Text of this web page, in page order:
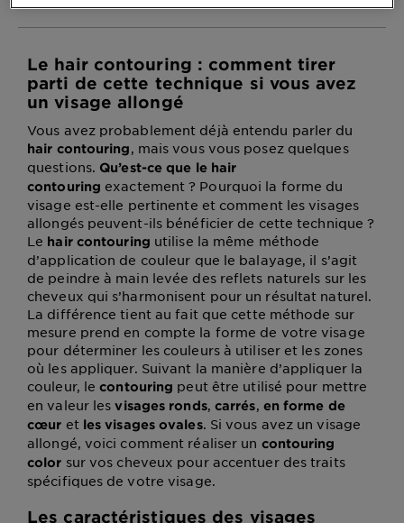
magazine
Le hair contouring : comment tirer
parti de cette technique si vous avez
un visage allongé
Vous avez probablement déjà entendu parler du
hair contouring, mais vous vous posez quelques
questions. Qu’est-ce que le hair
contouring exactement ? Pourquoi la forme du
visage est-elle pertinente et comment les visages
allongés peuvent-ils bénéficier de cette technique ?
Le hair contouring utilise la même méthode
d’application de couleur que le balayage, il s’agit
de peindre à main levée des reflets naturels sur les
cheveux qui s’harmonisent pour un résultat naturel.
La différence tient au fait que cette méthode sur
mesure prend en compte la forme de votre visage
pour déterminer les couleurs à utiliser et les zones
où les appliquer. Suivant la manière d’appliquer la
couleur, lecontouring peut être utilisé pour mettre
en valeur lesvisages ronds, carrés, en forme de
cœur et les visages ovales. Si vous avez un visage
allongé, voici comment réaliser un contouring
color sur vos cheveux pour accentuer des traits
spécifiques de votre visage.
Les caractéristiques des visages